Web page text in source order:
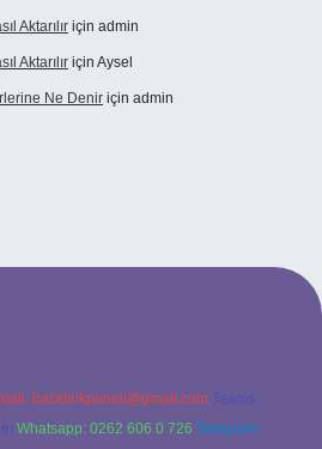
Aktarılır için admin
Aktarılır için Aysel
Ne Denir için admin
backlinkpaneli@gmail.com Teams:
Whatsapp: 0262 606 0 726 Telegram: